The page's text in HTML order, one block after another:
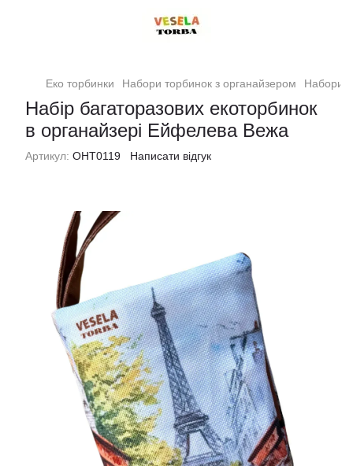
Еко торбинки Набори торбинок з органайзером Набори
Набір багаторазових екоторбинок
в органайзері Ейфелева Вежа
Артикул: ОНТ0119 Написати відгук